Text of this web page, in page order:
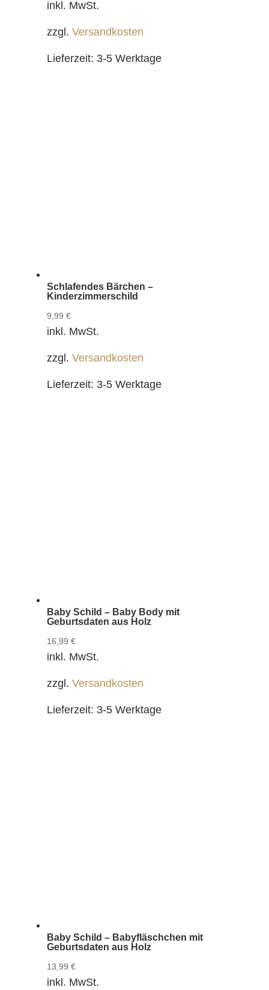
inkl. MwSt.
zzgl. Versandkosten
Lieferzeit: 3-5 Werktage
Schlafendes Bärchen –
Kinderzimmerschild
9,99 €
inkl. MwSt.
zzgl. Versandkosten
Lieferzeit: 3-5 Werktage
Baby Schild – Baby Body mit
Geburtsdaten aus Holz
16,99 €
inkl. MwSt.
zzgl. Versandkosten
Lieferzeit: 3-5 Werktage
Baby Schild – Babyfläschchen mit
Geburtsdaten aus Holz
13,99 €
inkl. MwSt.